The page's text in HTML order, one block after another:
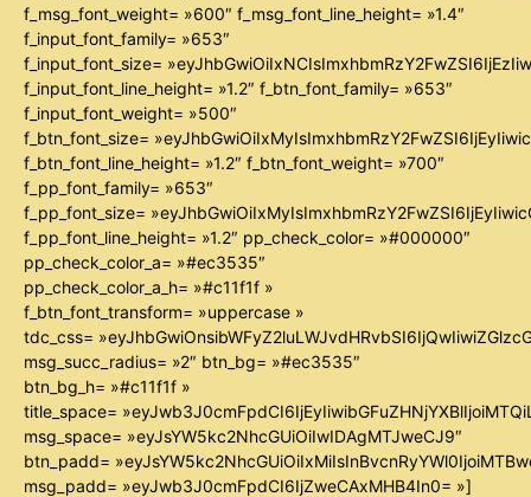
f_msg_font_weight= »600″ f_msg_font_line_height= »1.4″
f_input_font_family= »653″
f_input_font_size=
f_input_font_line_height= »1.2″ f_btn_font_family= »653″
f_input_font_weight= »500″
f_btn_font_size=
f_btn_font_line_height= »1.2″ f_btn_font_weight= »700″
f_pp_font_family= »653″
f_pp_font_size=
f_pp_font_line_height= »1.2″ pp_check_color= »#000000″
pp_check_color_a= »#ec3535″
pp_check_color_a_h= »#c11f1f »
f_btn_font_transform= »uppercase »
tdc_css=
msg_succ_radius= »2″ btn_bg= »#ec3535″
btn_bg_h= »#c11f1f »
title_space=
msg_space= »eyJsYW5kc2NhcGUiOiIwIDAgMTJweCJ9″
btn_padd=
msg_padd= »eyJwb3J0cmFpdCI6IjZweCAxMHB4In0= »]